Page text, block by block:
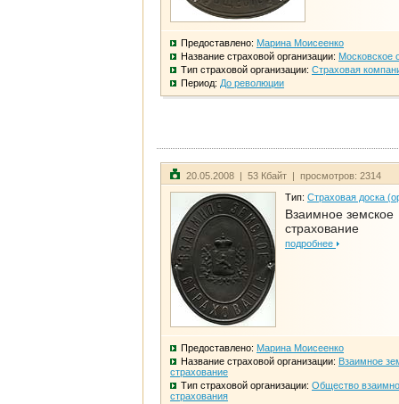
Предоставлено: Марина Моисеенко
Название страховой организации: Московское
Тип страховой организации: Страховая
Период: До революции
20.05.2008 | 53 Кбайт | просмотров: 2314
Тип: Страховая доска
Взаимное земское
страхование
подробнее
Предоставлено: Марина Моисеенко
Название страховой организации: Взаимное
страхование
Тип страховой организации: Общество
страхования